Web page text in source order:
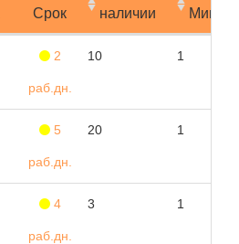
Срок
наличии
2
раб.дн.
10 1
5
раб.дн.
20 1
4
раб.дн.
3 1